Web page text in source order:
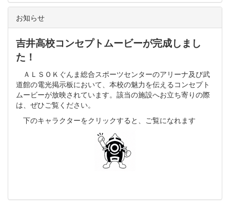
お知らせ
吉井高校コンセプトムービーが完成しまし
た！
ＡＬＳＯＫぐんま総合スポーツセンターのアリーナ及び武
道館の電光掲示板において、本校の魅力を伝えるコンセプト
ムービーが放映されています。該当の施設へお立ち寄りの際
は、ぜひご覧ください。
下のキャラクターをクリックすると、ご覧になれます